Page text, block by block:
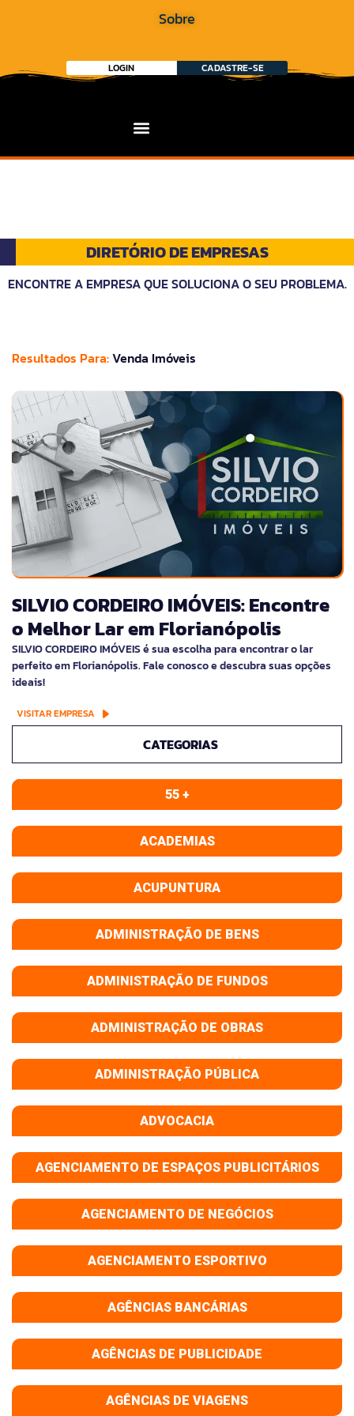
Sobre
LOGIN CADASTRE-SE
DIRETÓRIO DE EMPRESAS
ENCONTRE A EMPRESA QUE SOLUCIONA O SEU PROBLEMA.
Resultados Para:Venda Imóveis
SILVIO CORDEIRO IMÓVEIS: Encontre
o Melhor Lar em Florianópolis
SILVIO CORDEIRO IMÓVEIS é sua escolha para encontrar o lar
perfeito em Florianópolis. Fale conosco e descubra suas opções
ideais!
VISITAR EMPRESA
CATEGORIAS
55 +
ACADEMIAS
ACUPUNTURA
ADMINISTRAÇÃO DE BENS
ADMINISTRAÇÃO DE FUNDOS
ADMINISTRAÇÃO DE OBRAS
ADMINISTRAÇÃO PÚBLICA
ADVOCACIA
AGENCIAMENTO DE ESPAÇOS PUBLICITÁRIOS
AGENCIAMENTO DE NEGÓCIOS
AGENCIAMENTO ESPORTIVO
AGÊNCIAS BANCÁRIAS
AGÊNCIAS DE PUBLICIDADE
AGÊNCIAS DE VIAGENS